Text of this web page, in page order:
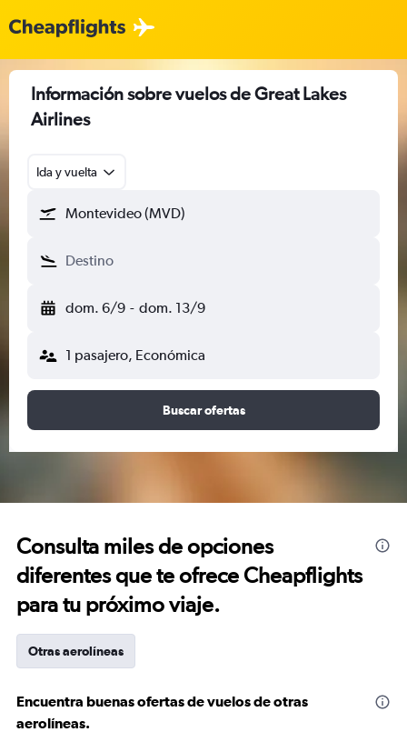
Información sobre vuelos de Great Lakes
Airlines
Ida y vuelta
Montevideo (MVD)
Destino
dom. 6/9 - dom. 13/9
1 pasajero, Económica
Buscar ofertas
Consulta miles de opciones
diferentes que te ofrece Cheapflights
para tu próximo viaje.
Otras aerolíneas
Encuentra buenas ofertas de vuelos de otras
aerolíneas.